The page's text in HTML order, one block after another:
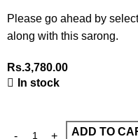
Please go ahead by
along with this sarong.
Rs.3,780.00
In stock
ADD TO